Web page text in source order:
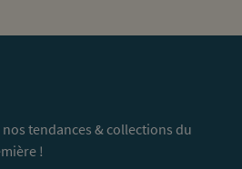
tendances & collections du
!